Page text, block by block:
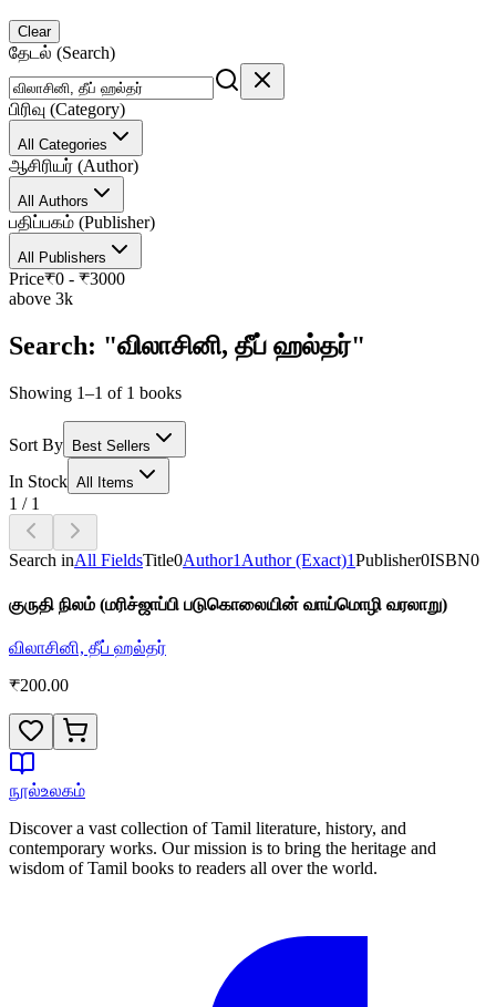
Clear
தேடல் (Search)
பிரிவு (Category)
All Categories
ஆசிரியர் (Author)
All Authors
பதிப்பகம் (Publisher)
All Publishers
Price₹0 - ₹3000
above 3k
Search: "விலாசினி, தீப் ஹல்தர்"
Showing 1–1 of 1 books
Sort By Best Sellers
In Stock All Items
1 / 1
Search inAll FieldsTitle0Author1 Author (Exact)1Publisher0ISBN0
குருதி நிலம் (மரிச்ஜாப்பி படுகொலையின் வாய்மொழி வரலாறு)
விலாசினி, தீப் ஹல்தர்
₹200.00
நூல்உலகம்
Discover a vast collection of Tamil literature, history, and
contemporary works. Our mission is to bring the heritage and
wisdom of Tamil books to readers all over the world.